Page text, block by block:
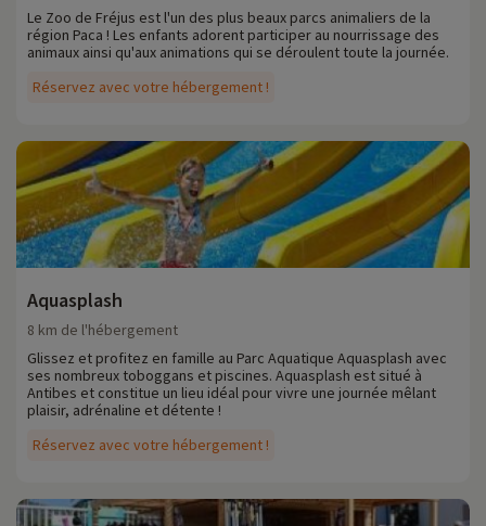
Réservez avec votre hébergement !
Le Zoo de Fréjus est l'un des plus beaux parcs animaliers de la
région Paca ! Les enfants adorent participer au nourrissage des
animaux ainsi qu'aux animations qui se déroulent toute la journée.
Aquasplash
Réservez avec votre hébergement !
8 km de l'hébergement
Glissez et profitez en famille au Parc Aquatique Aquasplash avec
ses nombreux toboggans et piscines. Aquasplash est situé à
Antibes et constitue un lieu idéal pour vivre une journée mêlant
plaisir, adrénaline et détente !